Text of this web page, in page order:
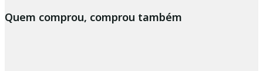
Quem comprou, comprou também